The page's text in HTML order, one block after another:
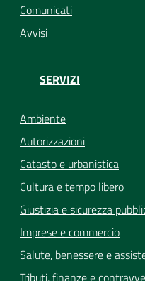
Comunicati
Avvisi
SERVIZI
Ambiente
Autorizzazioni
Catasto e urbanistica
Cultura e tempo libero
Giustizia e sicurezza
Imprese e commercio
Salute, benessere e
Tributi, finanze e